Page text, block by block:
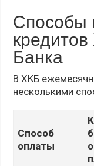
Способы
Банка
В ХКБ
несколькими
Способ
оплаты